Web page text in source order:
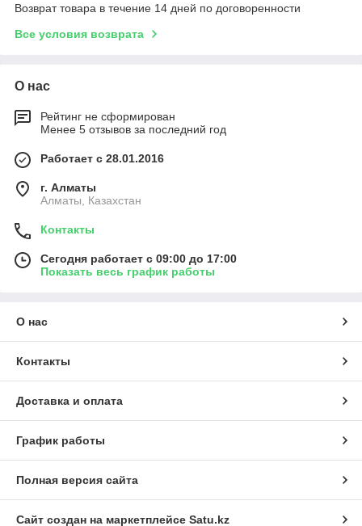
Возврат товара в течение 14 дней по договоренности
Все условия возврата
О нас
Рейтинг не сформирован
Менее 5 отзывов за последний год
Работает с 28.01.2016
г. Алматы
Алматы, Казахстан
Контакты
Сегодня работает с 09:00 до 17:00
Показать весь график работы
О нас
Контакты
Доставка и оплата
График работы
Полная версия сайта
Сайт создан на маркетплейсе Satu.kz